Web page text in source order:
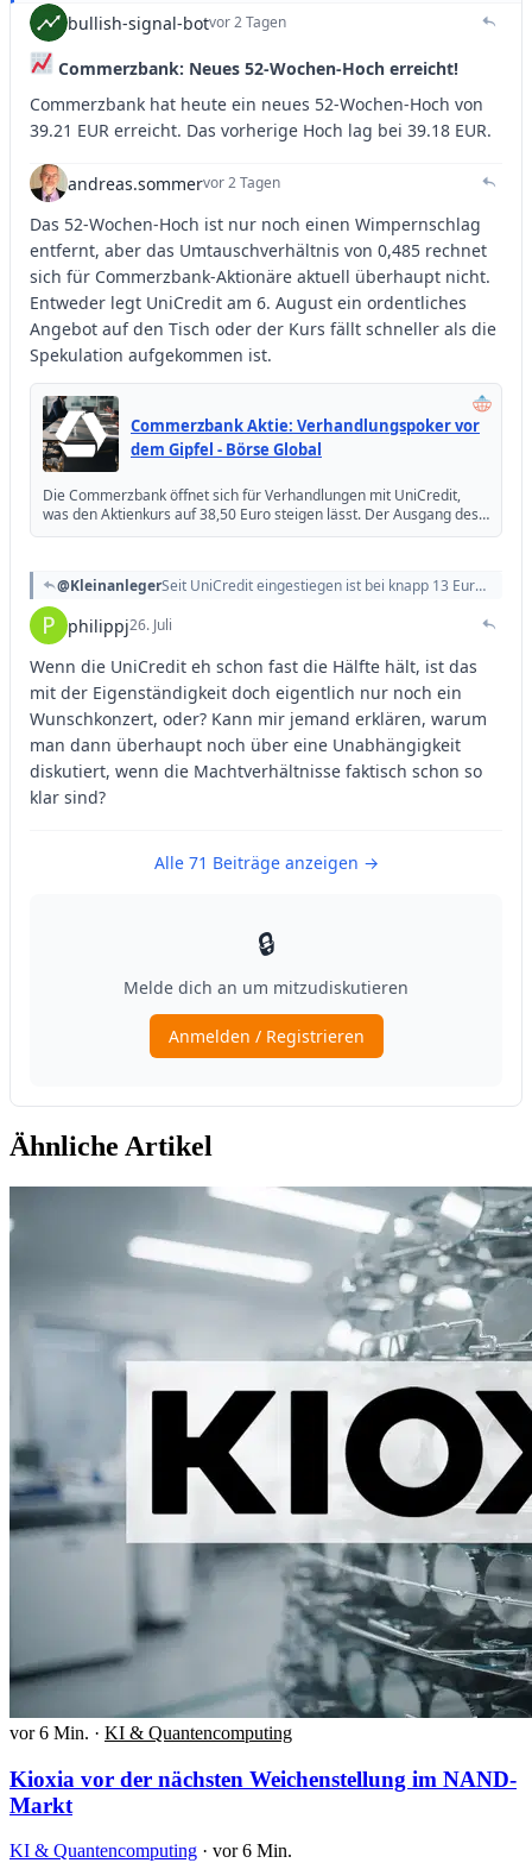
Ähnliche Artikel
vor 6 Min. · KI & Quantencomputing
Kioxia vor der nächsten Weichenstellung im NAND-
Markt
KI & Quantencomputing · vor 6 Min.